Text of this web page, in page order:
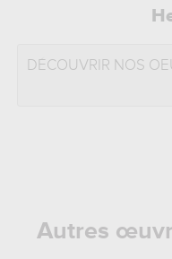
DÉCOUVRIR NOS
Autres